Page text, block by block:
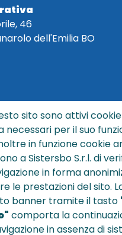
46
dell'Emilia BO
DI VENDITA
sito sono attivi
necessari per il suo
in funzione cookie
a Sistersbo S.r.l. di
in forma
le prestazioni del sito.
banner tramite il tasto
comporta la
in assenza di